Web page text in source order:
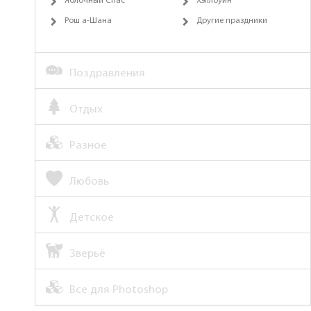
Рош а-Шана Другие праздники
Поздравления
Отдых
Разное
Любовь
Детское
Зверьё
Все для Photoshop